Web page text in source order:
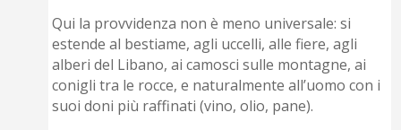
Qui la provvidenza non è meno universale: si
estende al bestiame, agli uccelli, alle fiere, agli
alberi del Libano, ai camosci sulle montagne, ai
conigli tra le rocce, e naturalmente all’uomo con i
suoi doni più raffinati (vino, olio, pane).